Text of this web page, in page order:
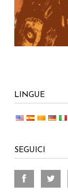
LINGUE
SEGUICI